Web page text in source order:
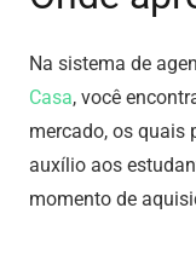
Na sistema de
Casa, você
mercado, os quais
auxílio aos
momento de